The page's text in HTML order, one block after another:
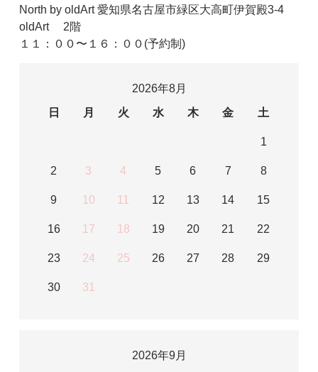
North by oldArt 愛知県名古屋市緑区大高町伊賀殿3-4
oldArt 2階
１１：００〜１６：００(予約制)
2026年8月
日
月 火 水 木 金 土
1
2 3 4 5 6 7 8
9 10 11 12 13 14 15
16 17 18 19 20 21 22
23 24 25 26 27 28 29
30 31
2026年9月